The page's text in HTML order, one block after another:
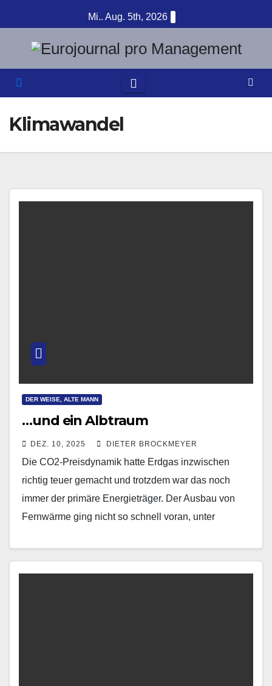
Inhalt
springen
Mi.. Aug. 5th, 2026
Klimawandel
DER WEISE, ALTE MANN
…und ein Albtraum
DEZ. 10, 2025 DIETER BROCKMEYER
Die CO2-Preisdynamik hatte Erdgas inzwischen
richtig teuer gemacht und trotzdem war das noch
immer der primäre Energieträger. Der Ausbau von
Fernwärme ging nicht so schnell voran, unter